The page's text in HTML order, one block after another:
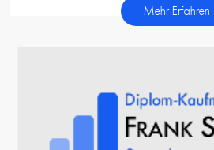
Mehr Erfahren